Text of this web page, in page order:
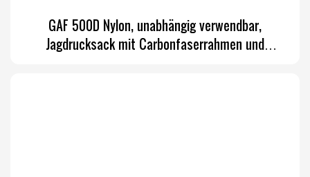
GAF 500D Nylon, unabhängig verwendbar,
Jagdrucksack mit Carbonfaserrahmen und